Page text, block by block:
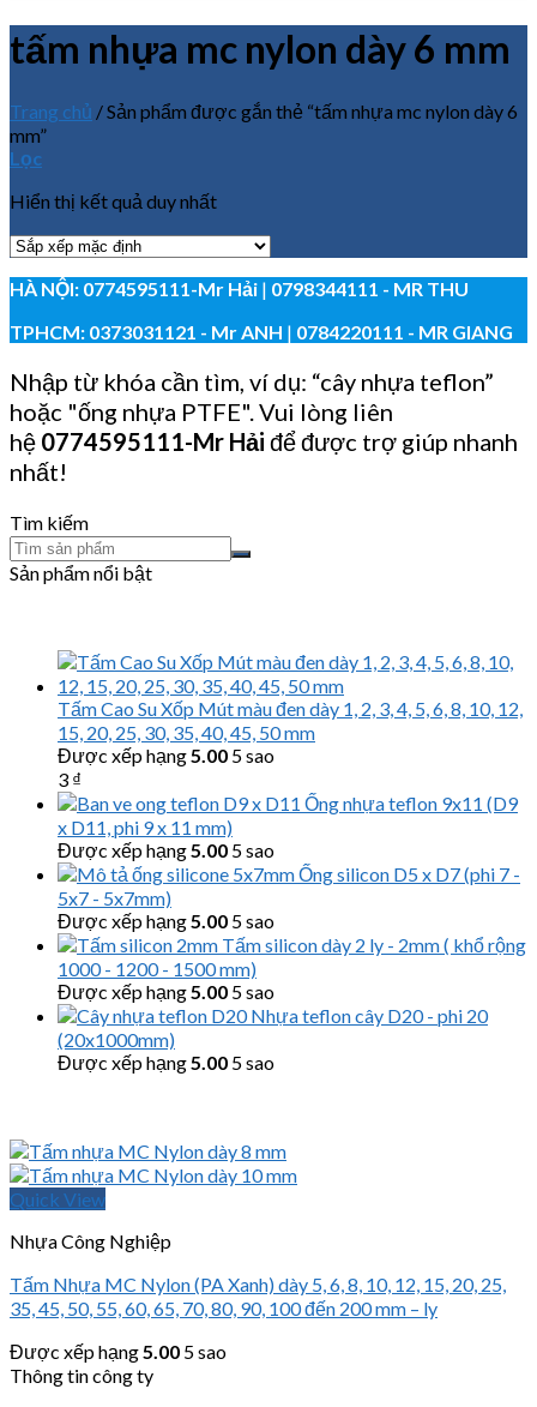
tấm nhựa mc nylon dày 6 mm
Trang chủ /Sản phẩm được gắn thẻ “tấm nhựa mc nylon dày 6
mm”
Lọc
Hiển thị kết quả duy nhất
HÀ NỘI: 0774595111-Mr Hải | 0798344111 - MR THU
TPHCM: 0373031121 - Mr ANH | 0784220111 - MR GIANG
Nhập từ khóa cần tìm, ví dụ: “cây nhựa teflon”
hoặc "ống nhựa PTFE". Vui lòng liên
hệ 0774595111-Mr Hải để được trợ giúp nhanh
nhất!
Tìm kiếm
Sản phẩm nổi bật
Tấm Cao Su Xốp Mút màu đen dày 1, 2, 3, 4, 5, 6, 8, 10, 12,
15, 20, 25, 30, 35, 40, 45, 50 mm
Được xếp hạng5.00 5 sao
3 ₫
Ống nhựa teflon 9x11 (D9
x D11, phi 9 x 11 mm)
Được xếp hạng5.00 5 sao
Ống silicon D5 x D7 (phi 7 -
5x7 - 5x7mm)
Được xếp hạng5.00 5 sao
Tấm silicon dày 2 ly - 2mm ( khổ rộng
1000 - 1200 - 1500 mm)
Được xếp hạng5.00 5 sao
Nhựa teflon cây D20 - phi 20
(20x1000mm)
Được xếp hạng5.00 5 sao
Quick View
Nhựa Công Nghiệp
Tấm Nhựa MC Nylon (PA Xanh) dày 5, 6, 8, 10, 12, 15, 20, 25,
35, 45, 50, 55, 60, 65, 70, 80, 90, 100 đến 200 mm – ly
Được xếp hạng5.00 5 sao
Thông tin công ty